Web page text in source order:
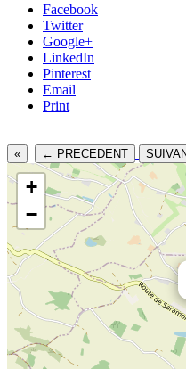
Facebook
Twitter
Google+
LinkedIn
Pinterest
Email
Print
« ← PRECEDENT
+
−